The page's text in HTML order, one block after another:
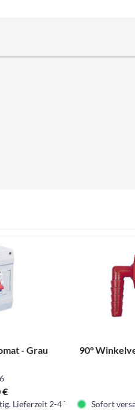
- Grau
€
Lieferzeit 2-4 Tage.
90°
Sofort